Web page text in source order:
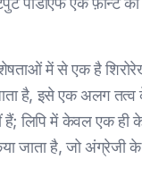
में से एक है
है, इसे एक अलग
हैं; लिपि में केवल एक
जाता है, जो अंग्रेजी